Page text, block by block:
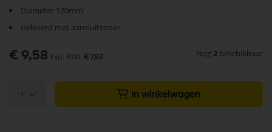
Diameter 120mm
Geleverd met aansluitsnoer
€ 9,58 € 7,92 Nog 2 beschikbaar
1 In winkelwagen
de
afbeeldingen-